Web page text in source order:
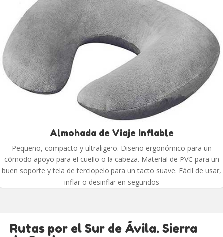
Almohada de Viaje Inflable
Pequeño, compacto y ultraligero. Diseño ergonómico para un
cómodo apoyo para el cuello o la cabeza. Material de PVC para un
buen soporte y tela de terciopelo para un tacto suave. Fácil de usar,
inflar o desinflar en segundos
Rutas por el Sur de Ávila. Sierra